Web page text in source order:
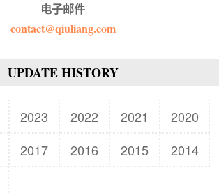
电子邮件
contact@qiuliang.com
UPDATE HISTORY
2023 2022 2021
2020
2017 2016 2015
2014